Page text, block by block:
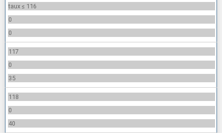
taux ≤ 116
0
0
117
0
35
118
0
40